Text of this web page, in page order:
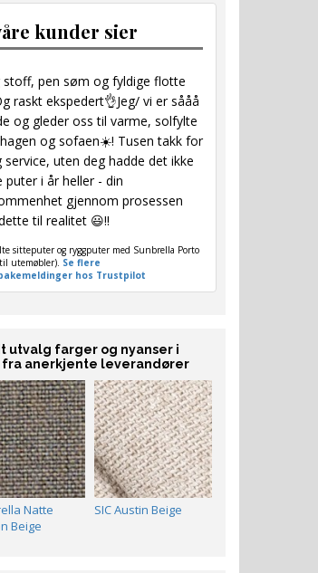
kunder sier
stoff, pen søm og fyldige flotte
raskt ekspedert👌Jeg/ vi er sååå
og gleder oss til varme, solfylte
og sofaen☀️! Tusen takk for
service, uten deg hadde det ikke
puter i år heller - din
gjennom prosessen
til realitet 😃!!
sitteputer og ryggputer med Sunbrella Porto
utemøbler). Se flere
hos Trustpilot
utvalg farger og nyanser i
fra anerkjente leverandører
Natte
Beige
SIC Austin Beige